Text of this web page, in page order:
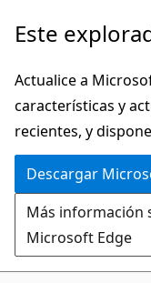
Ir
contenido
principal
Este
Actualice a
características y
recientes, y
Descargar
Más información
Microsoft Edge